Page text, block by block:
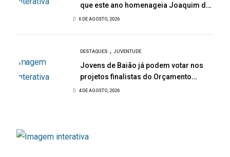
que este ano homenageia Joaquim de
Almeida
6 DE AGOSTO, 2026
DESTAQUES , JUVENTUDE
Jovens de Baião já podem votar nos
projetos finalistas do Orçamento
Participativo Jovem 2026
4 DE AGOSTO, 2026